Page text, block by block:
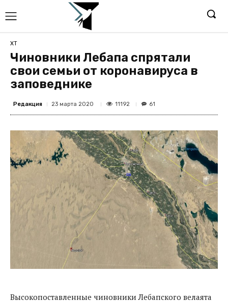
ХТ
Чиновники Лебапа спрятали
свои семьи от коронавируса в
заповеднике
Редакция 23 марта 2020 11192 61
Высокопоставленные чиновники Лебапского велаята